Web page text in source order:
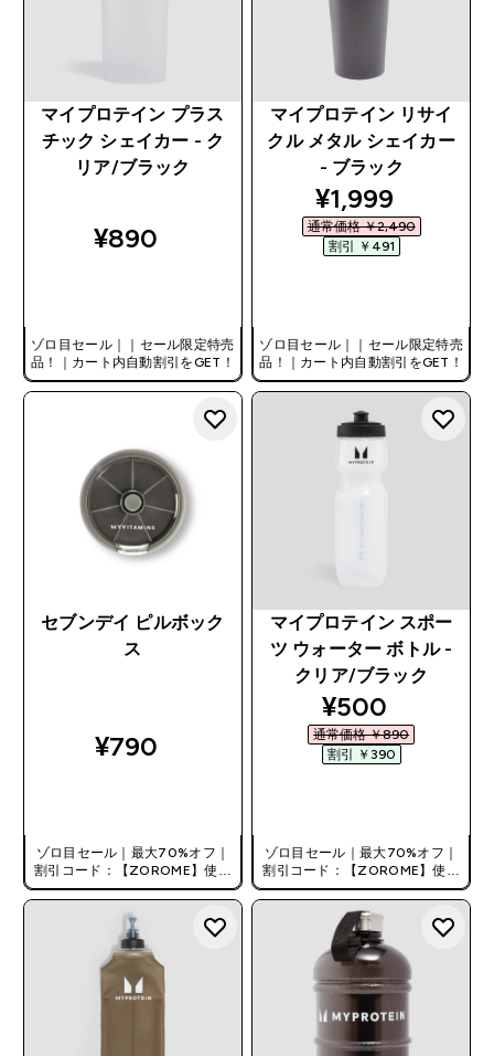
マイプロテイン プラス
チック シェイカー - ク
リア/ブラック
¥890‎
ゾロ目セール｜｜セール限定特売
品！｜カート内自動割引をGET！
マイプロテイン リサイ
クル メタル シェイカー
- ブラック
discounted
¥1,999‎
通常価格 ￥2,490‎
割引 ￥491‎
ゾロ目セール｜｜セール限定特売
品！｜カート内自動割引をGET！
セブンデイ ピルボック
ス
¥790‎
ゾロ目セール｜最大70%オフ｜
割引コード：【ZOROME】使用
で追加10%オフ！
マイプロテイン スポー
ツ ウォーター ボトル -
クリア/ブラック
discounted
¥500‎
通常価格 ￥890‎
割引 ￥390‎
ゾロ目セール｜最大70%オフ｜
割引コード：【ZOROME】使用
で追加10%オフ！